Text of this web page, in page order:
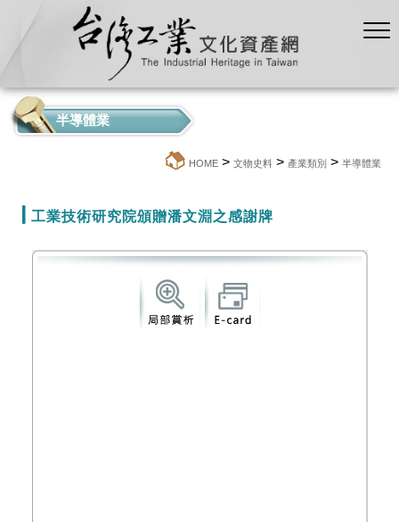
半導體業
HOME > 文物史料 > 產業類別 > 半導體業
工業技術研究院頒贈潘文淵之感謝牌